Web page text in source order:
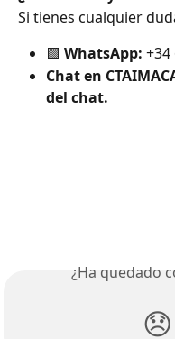
Si tienes cualquier
🟩 WhatsApp: +34
Chat en
del chat.
¿Ha quedado
😞